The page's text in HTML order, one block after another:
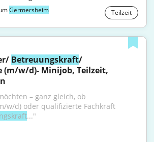
Germersheim Teilzeit
Betreuungskraft/
(m/w/d)- Minijob, Teilzeit,
– ganz gleich, ob
w/d) oder qualifizierte Fachkraft
..."